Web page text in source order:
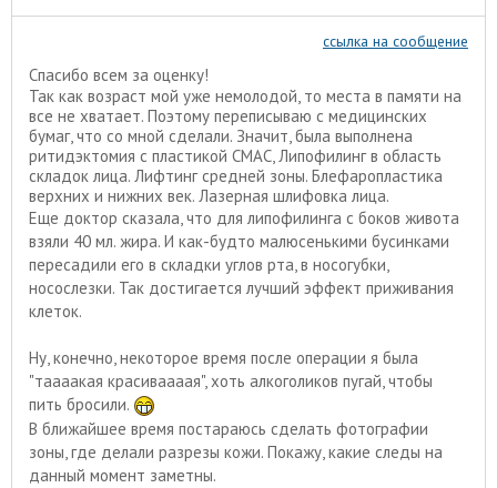
ссылка на сообщение
Спасибо всем за оценку!
Так как возраст мой уже немолодой, то места в памяти на
все не хватает. Поэтому переписываю с медицинских
бумаг, что со мной сделали. Значит, была выполнена
ритидэктомия с пластикой СМАС, Липофилинг в область
складок лица. Лифтинг средней зоны. Блефаропластика
верхних и нижних век. Лазерная шлифовка лица.
Еще доктор сказала, что для липофилинга с боков живота
взяли 40 мл. жира. И как-будто малюсенькими бусинками
пересадили его в складки углов рта, в носогубки,
носослезки. Так достигается лучший эффект приживания
клеток.
Ну, конечно, некоторое время после операции я была
"таааакая красиваааая", хоть алкоголиков пугай, чтобы
пить бросили.
В ближайшее время постараюсь сделать фотографии
зоны, где делали разрезы кожи. Покажу, какие следы на
данный момент заметны.